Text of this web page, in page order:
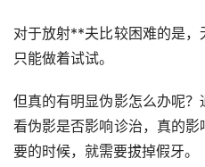
对于放射**夫比较困难的是
只能做着试试。
但真的有明显伪影怎么办呢
看伪影是否影响诊治，真的
要的时候，就需要拔掉假牙。